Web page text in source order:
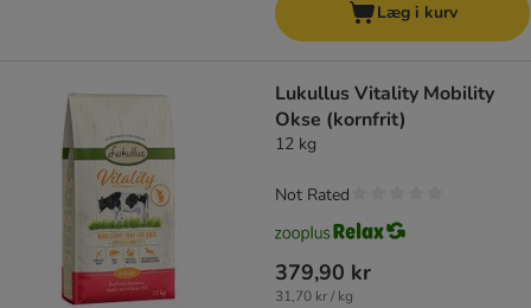
Læg i kurv
Lukullus Vitality Mobility
Okse (kornfrit)
12 kg
379,90 kr
31,70 kr / kg
Not Rated